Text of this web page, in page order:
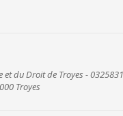
et du Droit de Troyes -
Troyes